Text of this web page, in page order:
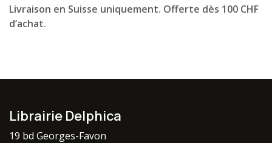
Livraison en Suisse uniquement. Offerte dès 100 CHF
d’achat.
Librairie Delphica
19 bd Georges-Favon